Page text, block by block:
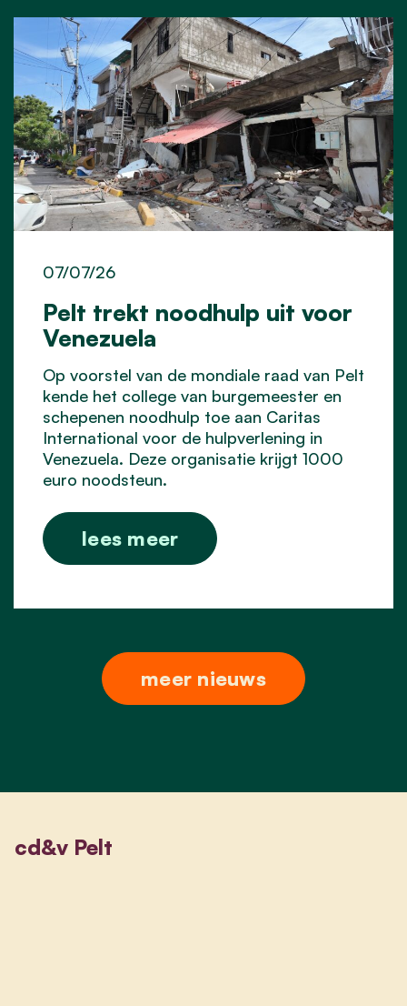
Pelt trekt noodhulp uit voor
Venezuela
07/07/26
Op voorstel van de mondiale raad van Pelt
kende het college van burgemeester en
schepenen noodhulp toe aan Caritas
International voor de hulpverlening in
Venezuela. Deze organisatie krijgt 1000
euro noodsteun.
lees meer
meer nieuws
cd&v Pelt